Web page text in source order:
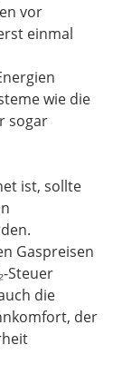
vor
einmal
wie die
sogar
ist, sollte
Gaspreisen
Steuer
die
der